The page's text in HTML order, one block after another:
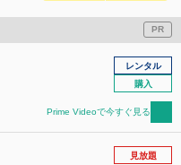
PR
レンタル
購入
Prime Videoで今すぐ見る
見放題